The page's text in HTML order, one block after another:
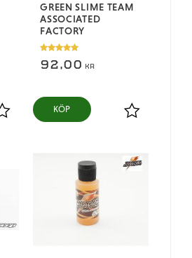
Lägg till i favoriter
GREEN SLIME TEAM
ASSOCIATED
FACTORY
92,00 KR
Lägg till i
KÖP